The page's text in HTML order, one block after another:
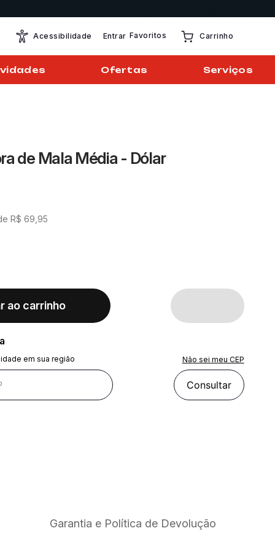
Acessibilidade Entrar Favoritos Carrinho
Ofertas Serviços
de Mala Média - Dólar
R$ 69 95
ao carrinho
em sua região Não sei meu CEP
Consultar
Garantia e Política de Devolução